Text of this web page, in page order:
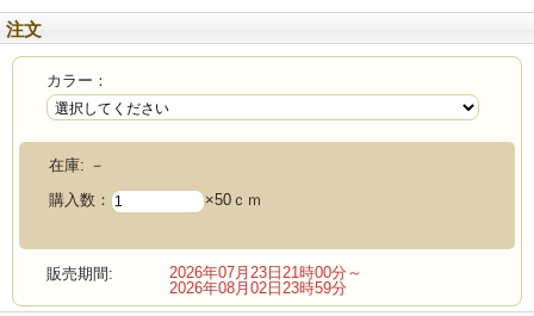
注文
カラー：
在庫: －
購入数：
×50ｃｍ
販売期間:
2026年07月23日21時00分～
2026年08月02日23時59分